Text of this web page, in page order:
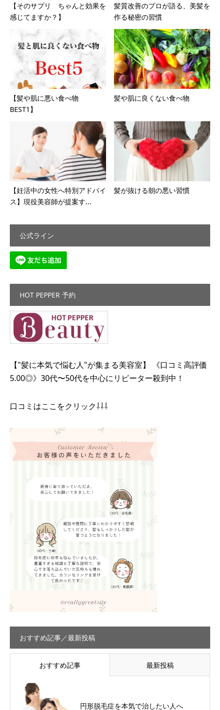
【そのサプリ ちゃんと効果を
感じてますか？】
髪質改善のプロが語る、美髪を
作る秘密の習慣
【髪や肌に悪い食べ物
BEST1】 ⁡
髪や肌に良くない食べ物
【妊活中の女性へ特別アドバイ
ス】現役美容師が提案す...
髪が抜ける朝の悪い習慣
公式ライン
HOT PEPPER 予約
【"髪に本気で悩む人"が集まる美容室】 《口コミ高評価
5.00◎》30代〜50代を中心にリピーター殺到中！
口コミはここをクリック⇩⇩⇩
おすすめ記事／最新投稿
おすすめ記事 最新投稿
円形脱毛症を本気で治したい人へ